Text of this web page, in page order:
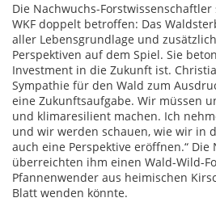
Die Nachwuchs-
WKF doppelt betroffen: Das
aller Lebensgrundlage und
Perspektiven auf dem Spiel. Sie
Investment in die Zukunft ist.
Sympathie für den Wald zum
eine Zukunftsaufgabe. Wir müssen
und klimaresilient machen. Ich
und wir werden schauen, wie wir in
auch eine Perspektive eröffnen.“ Die
überreichten ihm einen Wald-Wild-
Pfannenwender aus heimischen
Blatt wenden könnte.